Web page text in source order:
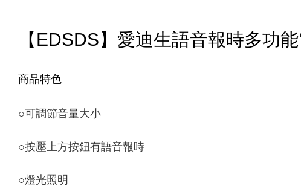
【EDSDS】愛迪生語音報時多功
商品特色
○可調節音量大小
○按壓上方按鈕有語音報時
○燈光照明